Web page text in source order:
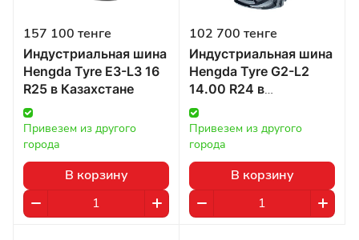
157 100 тенге
Индустриальная шина
Hengda Tyre E3-L3 16
R25 в Казахстане
Привезем из другого
города
В корзину
102 700 тенге
Индустриальная шина
Hengda Tyre G2-L2
14.00 R24 в
Казахстане
Привезем из другого
города
В корзину